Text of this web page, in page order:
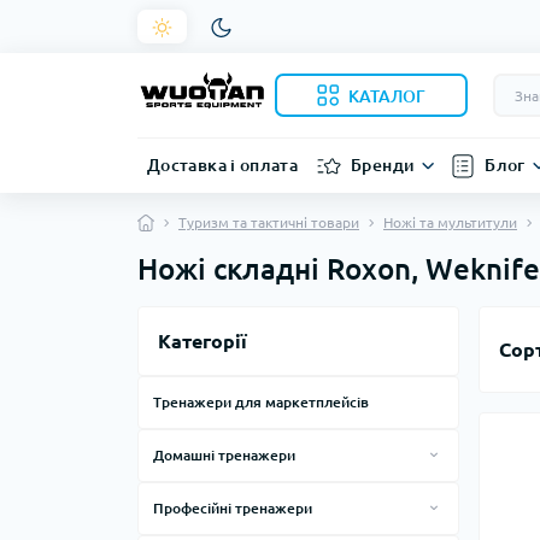
КАТАЛОГ
Доставка і оплата Бренди Блог
Туризм та тактичні товари Ножі та мультитули
Ножі складні Roxon, Weknife
Категорії
Тренажери для маркетплейсів
Домашні тренажери
Тренажери, лави, стійки
Професійні тренажери